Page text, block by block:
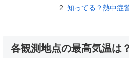
知ってる？熱中症
各観測地点の最高気温は